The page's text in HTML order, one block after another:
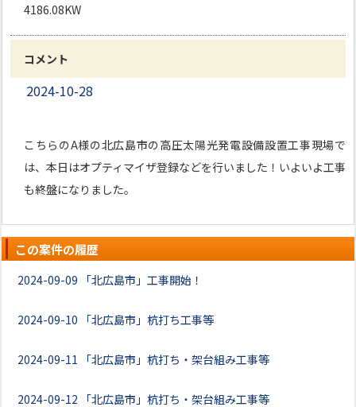
4186.08KW
コメント
2024-10-28
こちらのA様の北広島市の高圧太陽光発電設備設置工事現場で
は、本日はオプティマイザ登録などを行いました！いよいよ工事
も終盤になりました。
この案件の履歴
2024-09-09 「北広島市」工事開始！
2024-09-10 「北広島市」杭打ち工事等
2024-09-11 「北広島市」杭打ち・架台組み工事等
2024-09-12 「北広島市」杭打ち・架台組み工事等